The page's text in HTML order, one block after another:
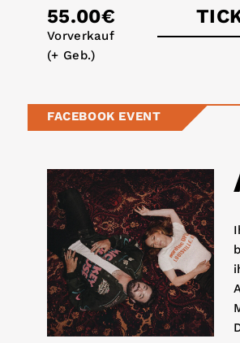
55.00€
Vorverkauf
(+ Geb.)
FACEBOOK EVENT